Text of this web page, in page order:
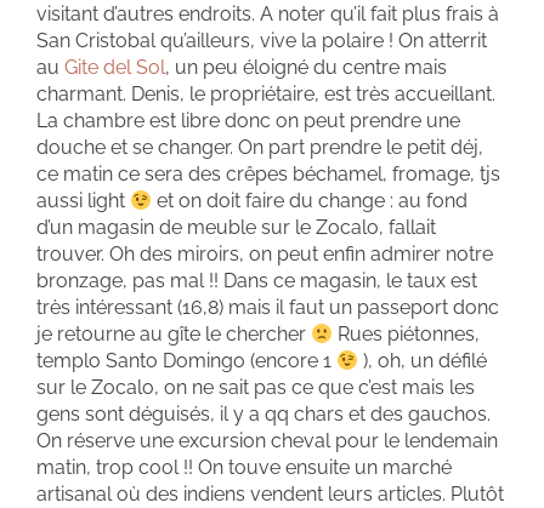
visitant d’autres endroits. A noter qu’il fait plus frais à
San Cristobal qu’ailleurs, vive la polaire ! On atterrit
au Gite del Sol, un peu éloigné du centre mais
charmant. Denis, le propriétaire, est très accueillant.
La chambre est libre donc on peut prendre une
douche et se changer. On part prendre le petit déj,
ce matin ce sera des crêpes béchamel, fromage, tjs
aussi light
et on doit faire du change : au fond
d’un magasin de meuble sur le Zocalo, fallait
trouver. Oh des miroirs, on peut enfin admirer notre
bronzage, pas mal !! Dans ce magasin, le taux est
très intéressant (16,8) mais il faut un passeport donc
je retourne au gîte le chercher
Rues piétonnes,
templo Santo Domingo (encore 1
), oh, un défilé
sur le Zocalo, on ne sait pas ce que c’est mais les
gens sont déguisés, il y a qq chars et des gauchos.
On réserve une excursion cheval pour le lendemain
matin, trop cool !! On touve ensuite un marché
artisanal où des indiens vendent leurs articles. Plutôt